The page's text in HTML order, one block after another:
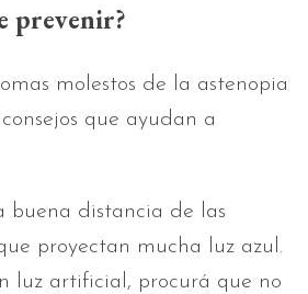
prevenir?
molestos de la astenopia
que ayudan a
buena distancia de las
proyectan mucha luz azul.
luz artificial, procurá que no